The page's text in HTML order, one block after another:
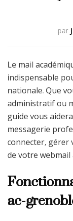
par
Le mail
indispensable
nationale. Que
administratif ou
guide vous
messagerie
connecter, gérer
de votre webmail
ac-